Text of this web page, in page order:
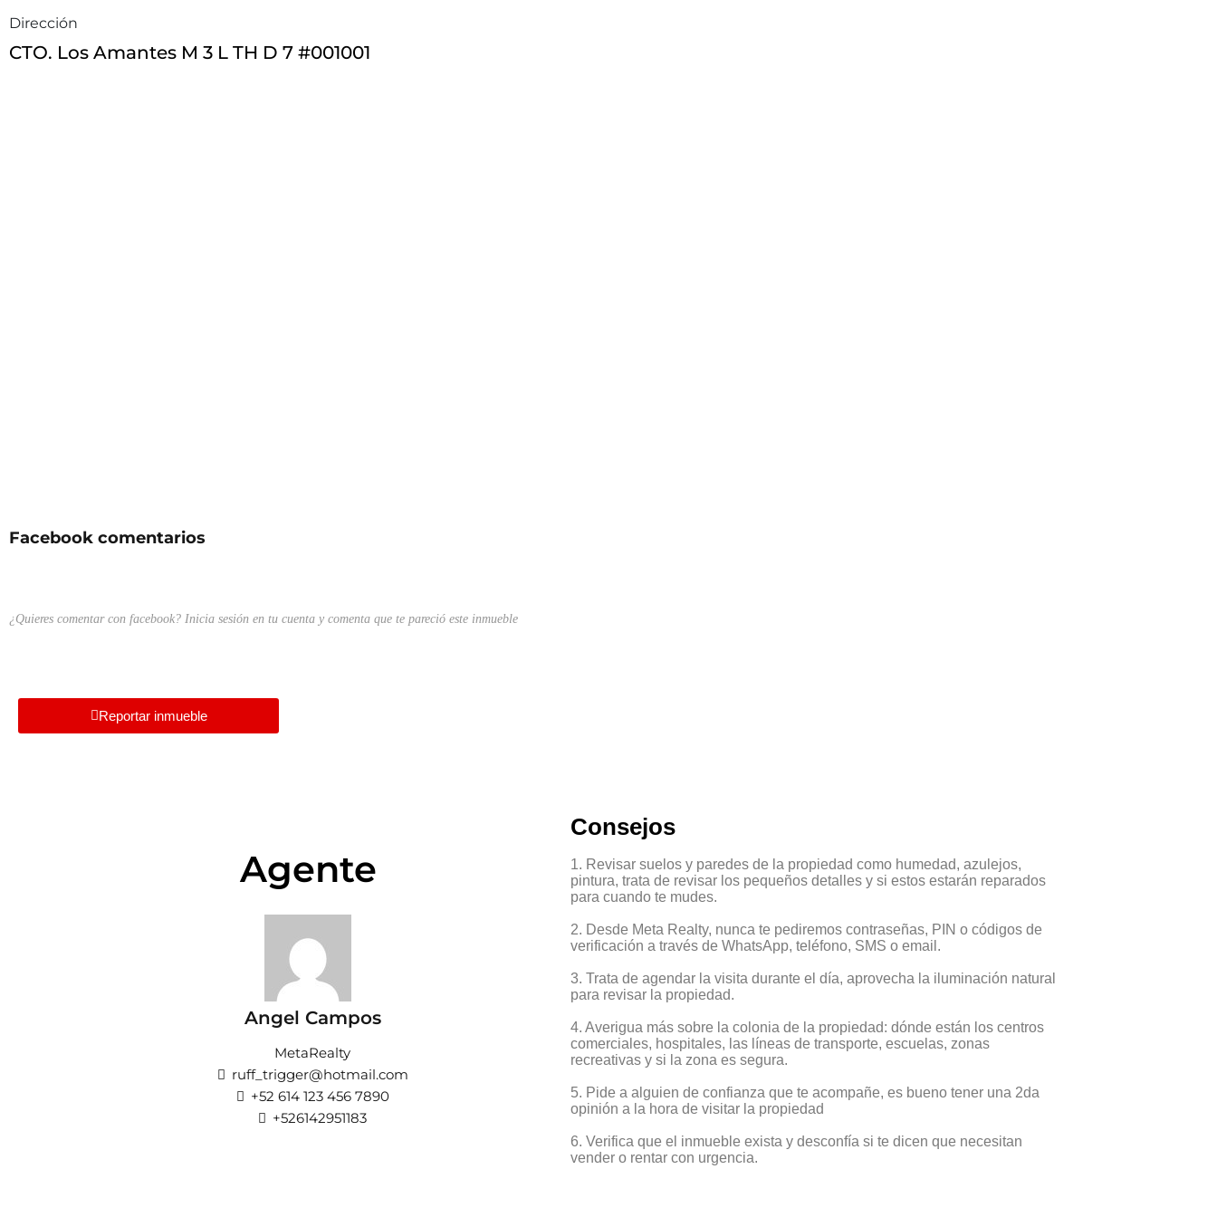
Dirección
CTO. Los Amantes M 3 L TH D 7 #001001
Facebook comentarios
¿Quieres comentar con facebook? Inicia sesión en tu cuenta y comenta que te pareció este inmueble
Reportar inmueble
Agente
Angel Campos
MetaRealty
ruff_trigger@hotmail.com
+52 614 123 456 7890
+526142951183
Consejos
1. Revisar suelos y paredes de la propiedad como humedad, azulejos,
pintura, trata de revisar los pequeños detalles y si estos estarán reparados
para cuando te mudes.
2. Desde Meta Realty, nunca te pediremos contraseñas, PIN o códigos de
verificación a través de WhatsApp, teléfono, SMS o email.
3. Trata de agendar la visita durante el día, aprovecha la iluminación natural
para revisar la propiedad.
4. Averigua más sobre la colonia de la propiedad: dónde están los centros
comerciales, hospitales, las líneas de transporte, escuelas, zonas
recreativas y si la zona es segura.
5. Pide a alguien de confianza que te acompañe, es bueno tener una 2da
opinión a la hora de visitar la propiedad
6. Verifica que el inmueble exista y desconfía si te dicen que necesitan
vender o rentar con urgencia.